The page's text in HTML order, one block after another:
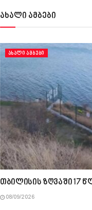
ახალი ამბები
ᲐᲮᲐᲚᲘ ᲐᲛᲑᲔᲑᲘ
თბილისის ზღვაში 17
08/09/2026